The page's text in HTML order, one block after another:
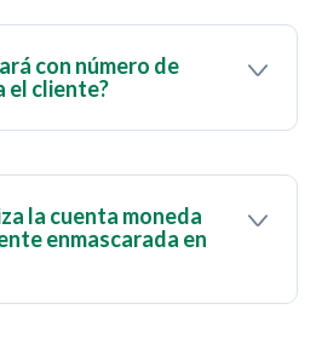
con número de
el cliente?
la cuenta moneda
enmascarada en